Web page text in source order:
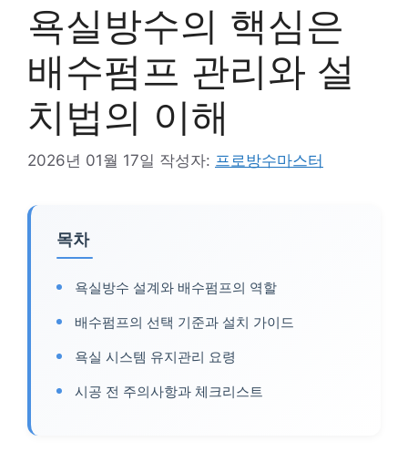
욕실방수의 핵심은
배수펌프 관리와 설
치법의 이해
2026년 01월 17일 작성자: 프로방수마스터
목차
욕실방수 설계와 배수펌프의 역할
배수펌프의 선택 기준과 설치 가이드
욕실 시스템 유지관리 요령
시공 전 주의사항과 체크리스트